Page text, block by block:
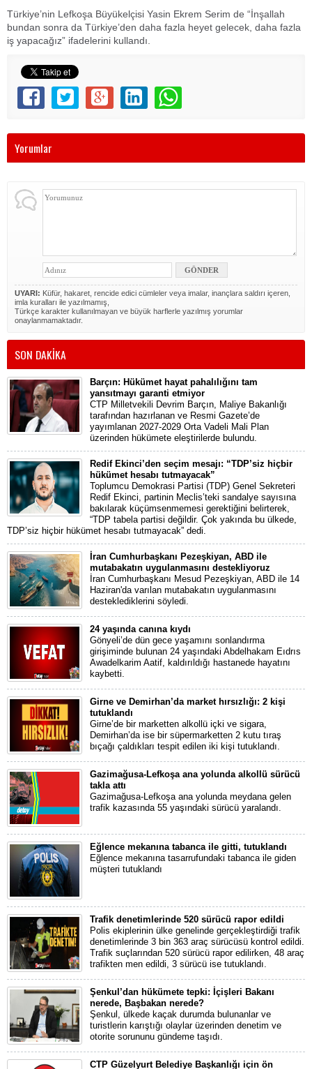
Türkiye’nin Lefkoşa Büyükelçisi Yasin Ekrem Serim de “İnşallah
bundan sonra da Türkiye’den daha fazla heyet gelecek, daha fazla
iş yapacağız” ifadelerini kullandı.
Yorumlar
UYARI: Küfür, hakaret, rencide edici cümleler veya imalar, inançlara saldırı içeren,
imla kuralları ile yazılmamış,
Türkçe karakter kullanılmayan ve büyük harflerle yazılmış yorumlar
onaylanmamaktadır.
SON DAKİKA
Barçın: Hükümet hayat pahalılığını tam
yansıtmayı garanti etmiyor
CTP Milletvekili Devrim Barçın, Maliye Bakanlığı
tarafından hazırlanan ve Resmi Gazete’de
yayımlanan 2027-2029 Orta Vadeli Mali Plan
üzerinden hükümete eleştirilerde bulundu.
Redif Ekinci’den seçim mesajı: “TDP’siz hiçbir
hükümet hesabı tutmayacak”
Toplumcu Demokrasi Partisi (TDP) Genel Sekreteri
Redif Ekinci, partinin Meclis’teki sandalye sayısına
bakılarak küçümsenmemesi gerektiğini belirterek,
“TDP tabela partisi değildir. Çok yakında bu ülkede,
TDP’siz hiçbir hükümet hesabı tutmayacak” dedi.
İran Cumhurbaşkanı Pezeşkiyan, ABD ile
mutabakatın uygulanmasını destekliyoruz
İran Cumhurbaşkanı Mesud Pezeşkiyan, ABD ile 14
Haziran'da varılan mutabakatın uygulanmasını
desteklediklerini söyledi.
24 yaşında canına kıydı
Gönyeli’de dün gece yaşamını sonlandırma
girişiminde bulunan 24 yaşındaki Abdelhakam Eıdrıs
Awadelkarim Aatif, kaldırıldığı hastanede hayatını
kaybetti.
Girne ve Demirhan’da market hırsızlığı: 2 kişi
tutuklandı
Girne’de bir marketten alkollü içki ve sigara,
Demirhan’da ise bir süpermarketten 2 kutu tıraş
bıçağı çaldıkları tespit edilen iki kişi tutuklandı.
Gazimağusa-Lefkoşa ana yolunda alkollü sürücü
takla attı
Gazimağusa-Lefkoşa ana yolunda meydana gelen
trafik kazasında 55 yaşındaki sürücü yaralandı.
Eğlence mekanına tabanca ile gitti, tutuklandı
Eğlence mekanına tasarrufundaki tabanca ile giden
müşteri tutuklandı
Trafik denetimlerinde 520 sürücü rapor edildi
Polis ekiplerinin ülke genelinde gerçekleştirdiği trafik
denetimlerinde 3 bin 363 araç sürücüsü kontrol edildi.
Trafik suçlarından 520 sürücü rapor edilirken, 48 araç
trafikten men edildi, 3 sürücü ise tutuklandı.
Şenkul’dan hükümete tepki: İçişleri Bakanı
nerede, Başbakan nerede?
Şenkul, ülkede kaçak durumda bulunanlar ve
turistlerin karıştığı olaylar üzerinden denetim ve
otorite sorununu gündeme taşıdı.
CTP Güzelyurt Belediye Başkanlığı için ön